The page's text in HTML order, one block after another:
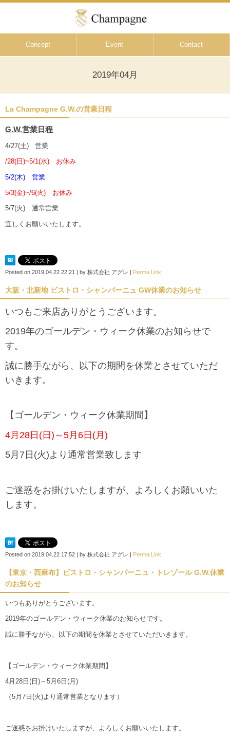
Concept Event Contact
2019年04月
La Champagne G.W.の営業日程
G.W.営業日程
4/27(土) 営業
/28(日)~5/1(水) お休み
5/2(木) 営業
5/3(金)~/6(火) お休み
5/7(火) 通常営業
宜しくお願いいたします。
Posted on 2019.04.22 22:21 | by 株式会社 アグレ | Perma Link
大阪・北新地 ビストロ・シャンパーニュ GW休業のお知らせ
いつもご来店ありがとうございます。
2019年のゴールデン・ウィーク休業のお知らせで
す。
誠に勝手ながら、以下の期間を休業とさせていただ
いきます。
【ゴールデン・ウィーク休業期間】
4月28日(日)～5月6日(月)
5月7日(火)より通常営業致します
ご迷惑をお掛けいたしますが、よろしくお願いいた
します。
Posted on 2019.04.22 17:52 | by 株式会社 アグレ | Perma Link
【東京・西麻布】ビストロ・シャンパーニュ・トレゾール G.W.休業
のお知らせ
いつもありがとうございます。
2019年のゴールデン・ウィーク休業のお知らせです。
誠に勝手ながら、以下の期間を休業とさせていただいきます。
【ゴールデン・ウィーク休業期間】
4月28日(日)～5月6日(月)
（5月7日(火)より通常営業となります）
ご迷惑をお掛けいたしますが、よろしくお願いいたします。